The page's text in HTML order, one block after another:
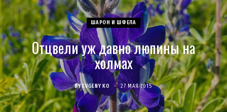
o
k
r
a
m
e t
e
r
)
e
s
t
ШАРОН И ШФЕЛА
Отцвели уж давно люпины на
холмах
BY EVGENY KO 27 МАЯ 2015